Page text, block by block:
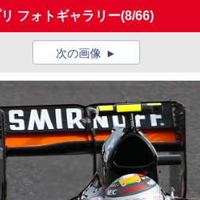
フォトギャラリー(8/66)
次の画像